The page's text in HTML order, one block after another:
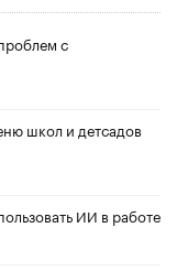
с
школ и детсадов
ИИ в работе